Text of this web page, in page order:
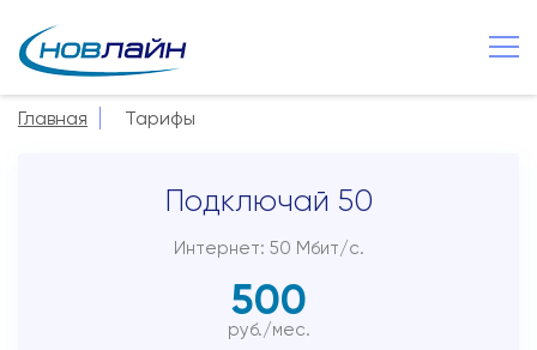
Чудово
Новости
Сервисы
Услуги
Смотрёшка
Главная Тарифы
Подключай 50
Интернет: 50 Мбит/с.
500
руб./мес.